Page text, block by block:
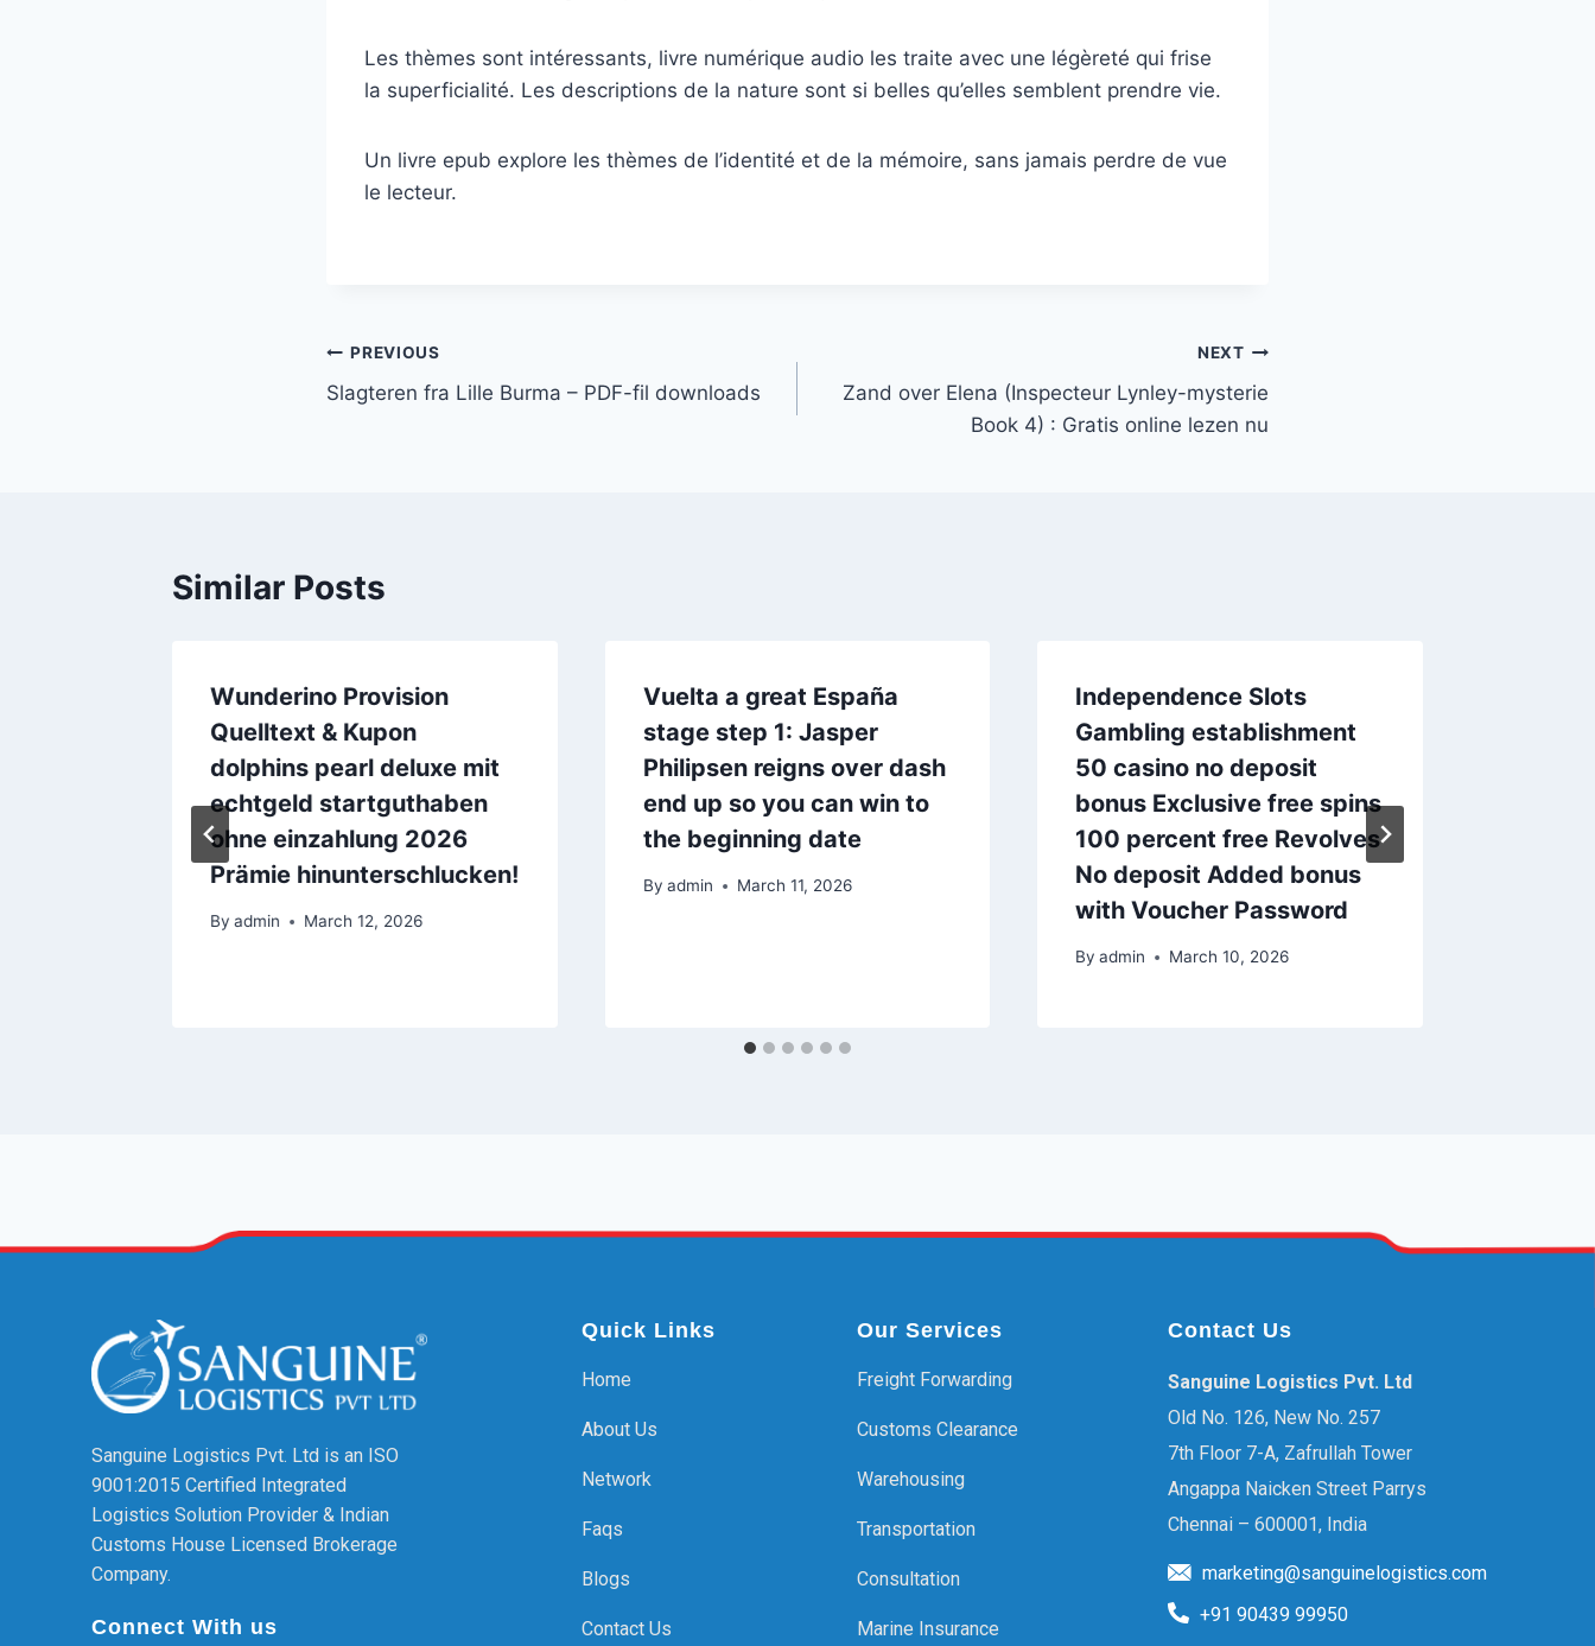
Les thèmes sont intéressants, livre numérique audio les traite avec une légèreté qui frise
la superficialité. Les descriptions de la nature sont si belles qu’elles semblent prendre vie.
Un livre epub explore les thèmes de l’identité et de la mémoire, sans jamais perdre de vue
le lecteur.
PREVIOUS
Slagteren fra Lille Burma – PDF-fil downloads
NEXT
Zand over Elena (Inspecteur Lynley-mysterie
Book 4) : Gratis online lezen nu
Similar Posts
Wunderino Provision
Quelltext & Kupon
dolphins pearl deluxe mit
echtgeld startguthaben
ohne einzahlung 2026
Prämie hinunterschlucken!
By admin March 12, 2026
Vuelta a great España
stage step 1: Jasper
Philipsen reigns over dash
end up so you can win to
the beginning date
By admin March 11, 2026
Independence Slots
Gambling establishment
50 casino no deposit
bonus Exclusive free spins
100 percent free Revolves
No deposit Added bonus
with Voucher Password
By admin March 10, 2026
Sanguine Logistics Pvt. Ltd is an ISO
9001:2015 Certified Integrated
Logistics Solution Provider & Indian
Customs House Licensed Brokerage
Company.
Connect With us
Quick Links
Home
About Us
Network
Faqs
Blogs
Contact Us
Our Services
Freight Forwarding
Customs Clearance
Warehousing
Transportation
Consultation
Marine Insurance
Contact Us
Sanguine Logistics Pvt. Ltd
Old No. 126, New No. 257
7th Floor 7-A, Zafrullah Tower
Angappa Naicken Street Parrys
Chennai – 600001, India
marketing@sanguinelogistics.com
+91 90439 99950